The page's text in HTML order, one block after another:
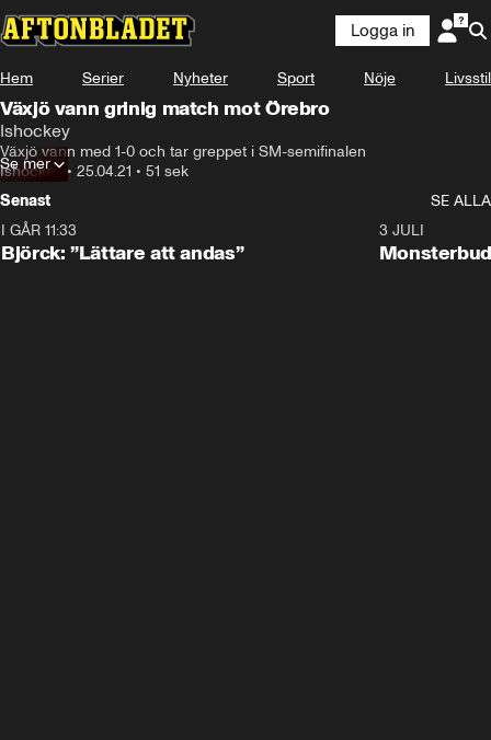
Logga in
Hem Serier Nyheter Sport Nöje Livsstil
Växjö vann grinig match mot Örebro
Ishockey
Växjö vann med 1-0 och tar greppet i SM-semifinalen
Ishockey• 25.04.21 • 51 sek
Se mer
Senast
SE ALLA
I GÅR 11:33
Björck: ”Lättare att andas”
3 JULI